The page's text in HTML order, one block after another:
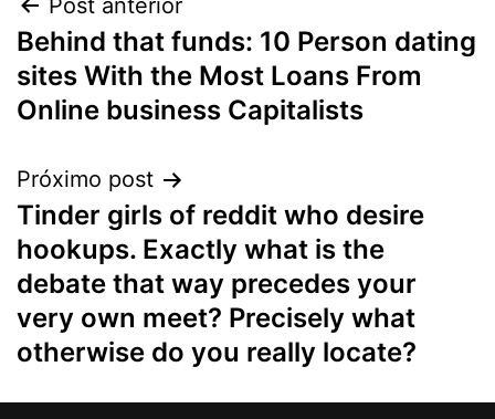
Post anterior
Behind that funds: 10 Person dating
sites With the Most Loans From
Online business Capitalists
Próximo post
Tinder girls of reddit who desire
hookups. Exactly what is the
debate that way precedes your
very own meet? Precisely what
otherwise do you really locate?